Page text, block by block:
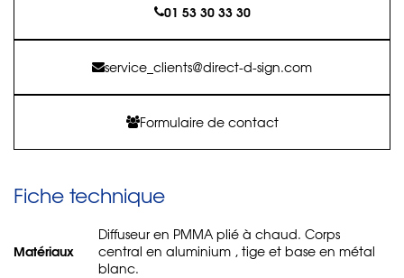
01 53 30 33 30
service_clients@direct-d-sign.com
Formulaire de contact
Fiche technique
Matériaux
Diffuseur en PMMA plié à chaud. Corps
central en aluminium , tige et base en métal
blanc.